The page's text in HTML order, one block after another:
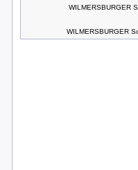
WILMERSBURGER
WILMERSBURGER